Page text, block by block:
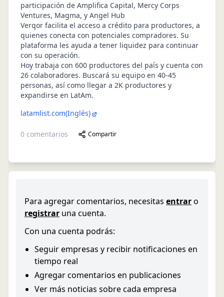
participación de Amplifica Capital, Mercy Corps
Ventures, Magma, y Angel Hub
Verqor facilita el acceso a crédito para productores, a
quienes conecta con potenciales compradores. Su
plataforma les ayuda a tener liquidez para continuar
con su operación.
Hoy trabaja con 600 productores del país y cuenta con
26 colaboradores. Buscará su equipo en 40-45
personas, así como llegar a 2K productores y
expandirse en LatAm.
latamlist.com(Inglés)
0 comentarios Compartir
Para agregar comentarios, necesitas entraro
registrar una cuenta.
Con una cuenta podrás:
Seguir empresas y recibir notificaciones en
tiempo real
Agregar comentarios en publicaciones
Ver más noticias sobre cada empresa